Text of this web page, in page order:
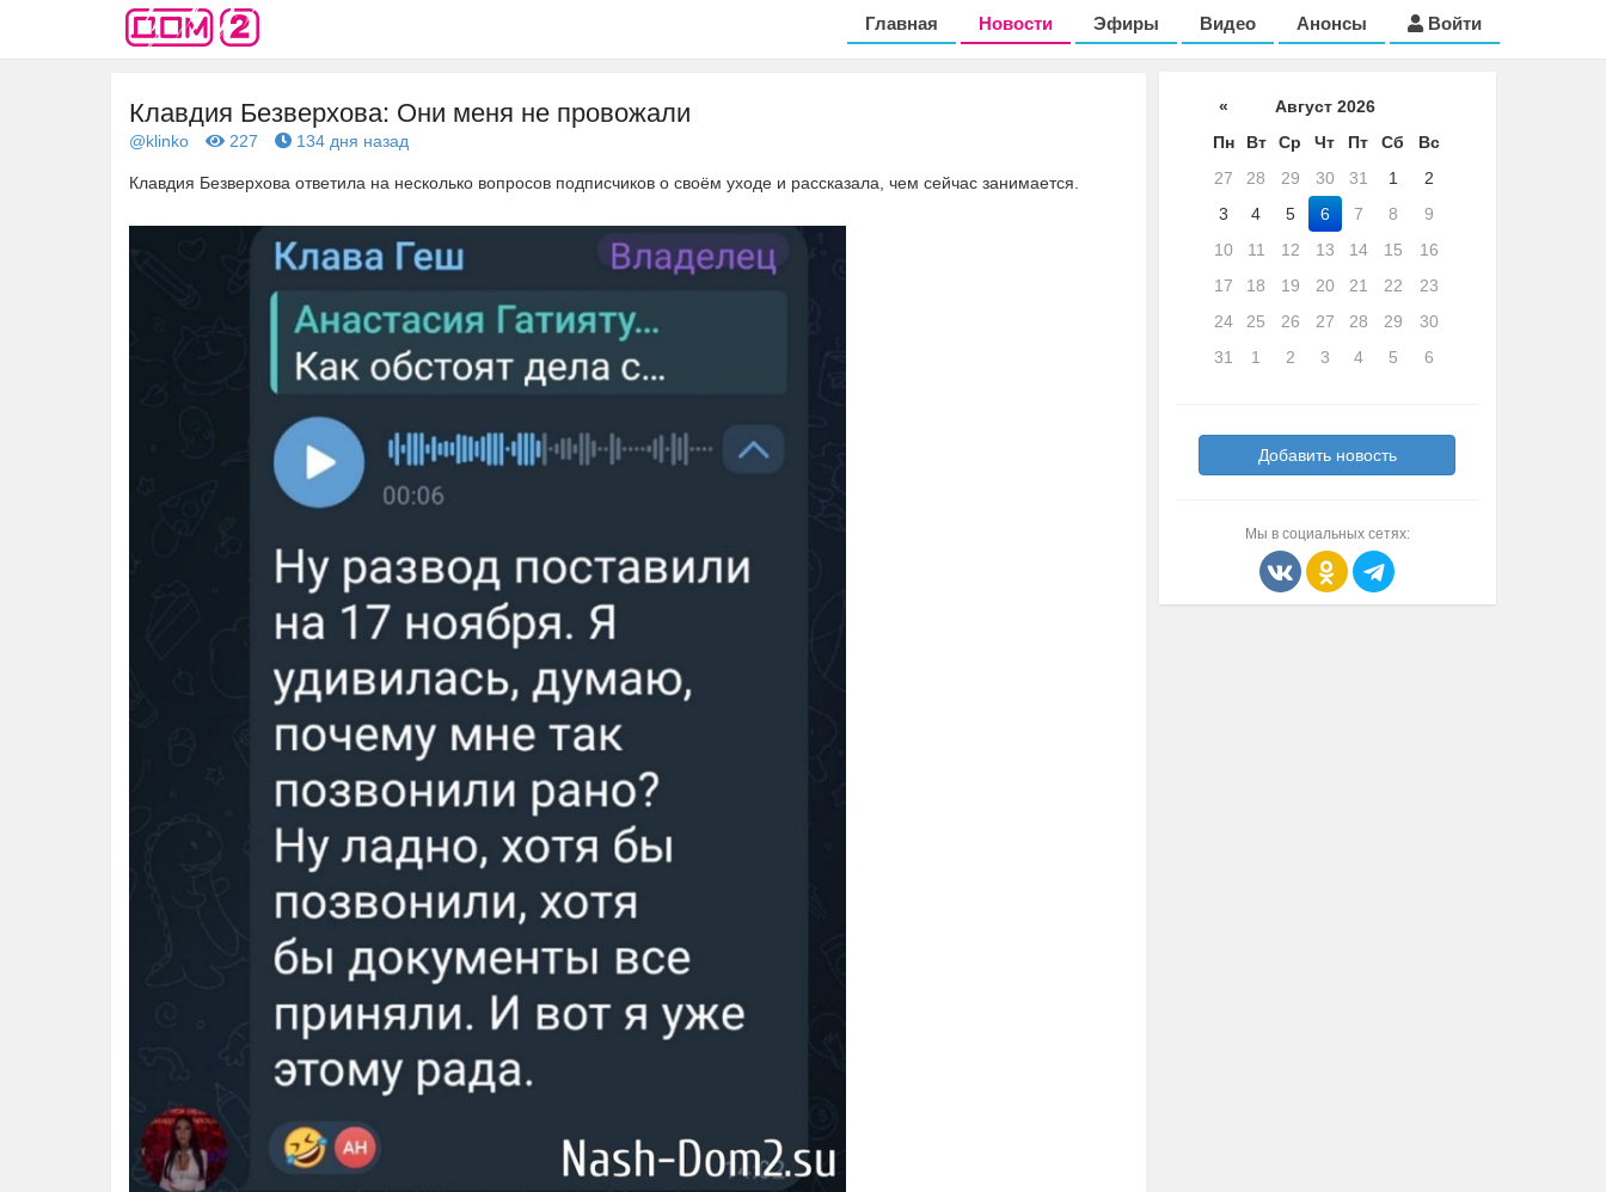
Главная Новости Эфиры Видео Анонсы Войти
Клавдия Безверхова: Они меня не провожали
@klinko 227 134 дня назад
Клавдия Безверхова ответила на несколько вопросов подписчиков о своём уходе и рассказала, чем сейчас занимается.
«
Август 2026
Пн
Вт Ср Чт Пт Сб
Вс
27
28 29 30 31 1
2
3
4 5 6 7 8
9
10
11 12 13 14 15
16
17
18 19 20 21 22
23
24
25 26 27 28 29
30
31
1 2 3 4 5 6
Добавить новость
Мы в социальных сетях: